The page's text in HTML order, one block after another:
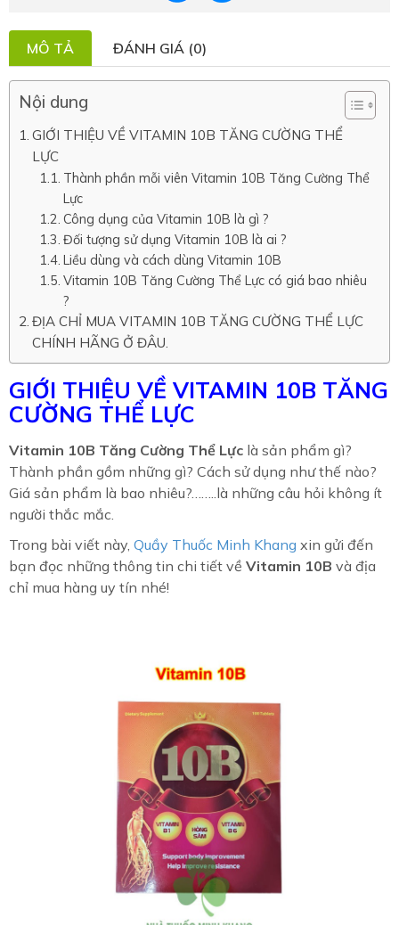
MÔ TẢ ĐÁNH GIÁ (0)
Nội dung
GIỚI THIỆU VỀ VITAMIN 10B TĂNG CƯỜNG THỂ
LỰC
Thành phần mỗi viên Vitamin 10B Tăng Cường Thể
Lực
Công dụng của Vitamin 10B là gì ?
Đối tượng sử dụng Vitamin 10B là ai ?
Liều dùng và cách dùng Vitamin 10B
Vitamin 10B Tăng Cường Thể Lực có giá bao nhiêu
?
ĐỊA CHỈ MUA VITAMIN 10B TĂNG CƯỜNG THỂ LỰC
CHÍNH HÃNG Ở ĐÂU.
GIỚI THIỆU VỀ VITAMIN 10B TĂNG
CƯỜNG THỂ LỰC
Vitamin 10B Tăng Cường Thể Lực là sản phẩm gì?
Thành phần gồm những gì? Cách sử dụng như thế nào?
Giá sản phẩm là bao nhiêu?……..là những câu hỏi không ít
người thắc mắc.
Trong bài viết này, Quầy Thuốc Minh Khang xin gửi đến
bạn đọc những thông tin chi tiết về Vitamin 10B và địa
chỉ mua hàng uy tín nhé!